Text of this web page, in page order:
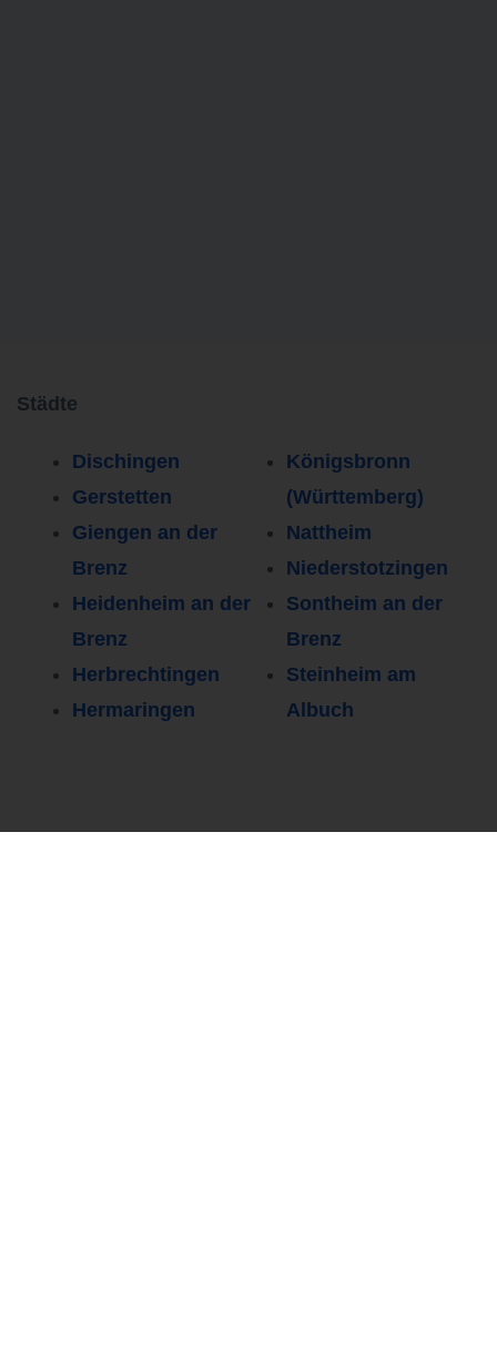
Städte
Dischingen
Gerstetten
Giengen an der
Brenz
Heidenheim an der
Brenz
Herbrechtingen
Hermaringen
Königsbronn
(Württemberg)
Nattheim
Niederstotzingen
Sontheim an der
Brenz
Steinheim am
Albuch